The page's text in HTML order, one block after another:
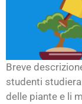
Breve
studenti
delle piante e li